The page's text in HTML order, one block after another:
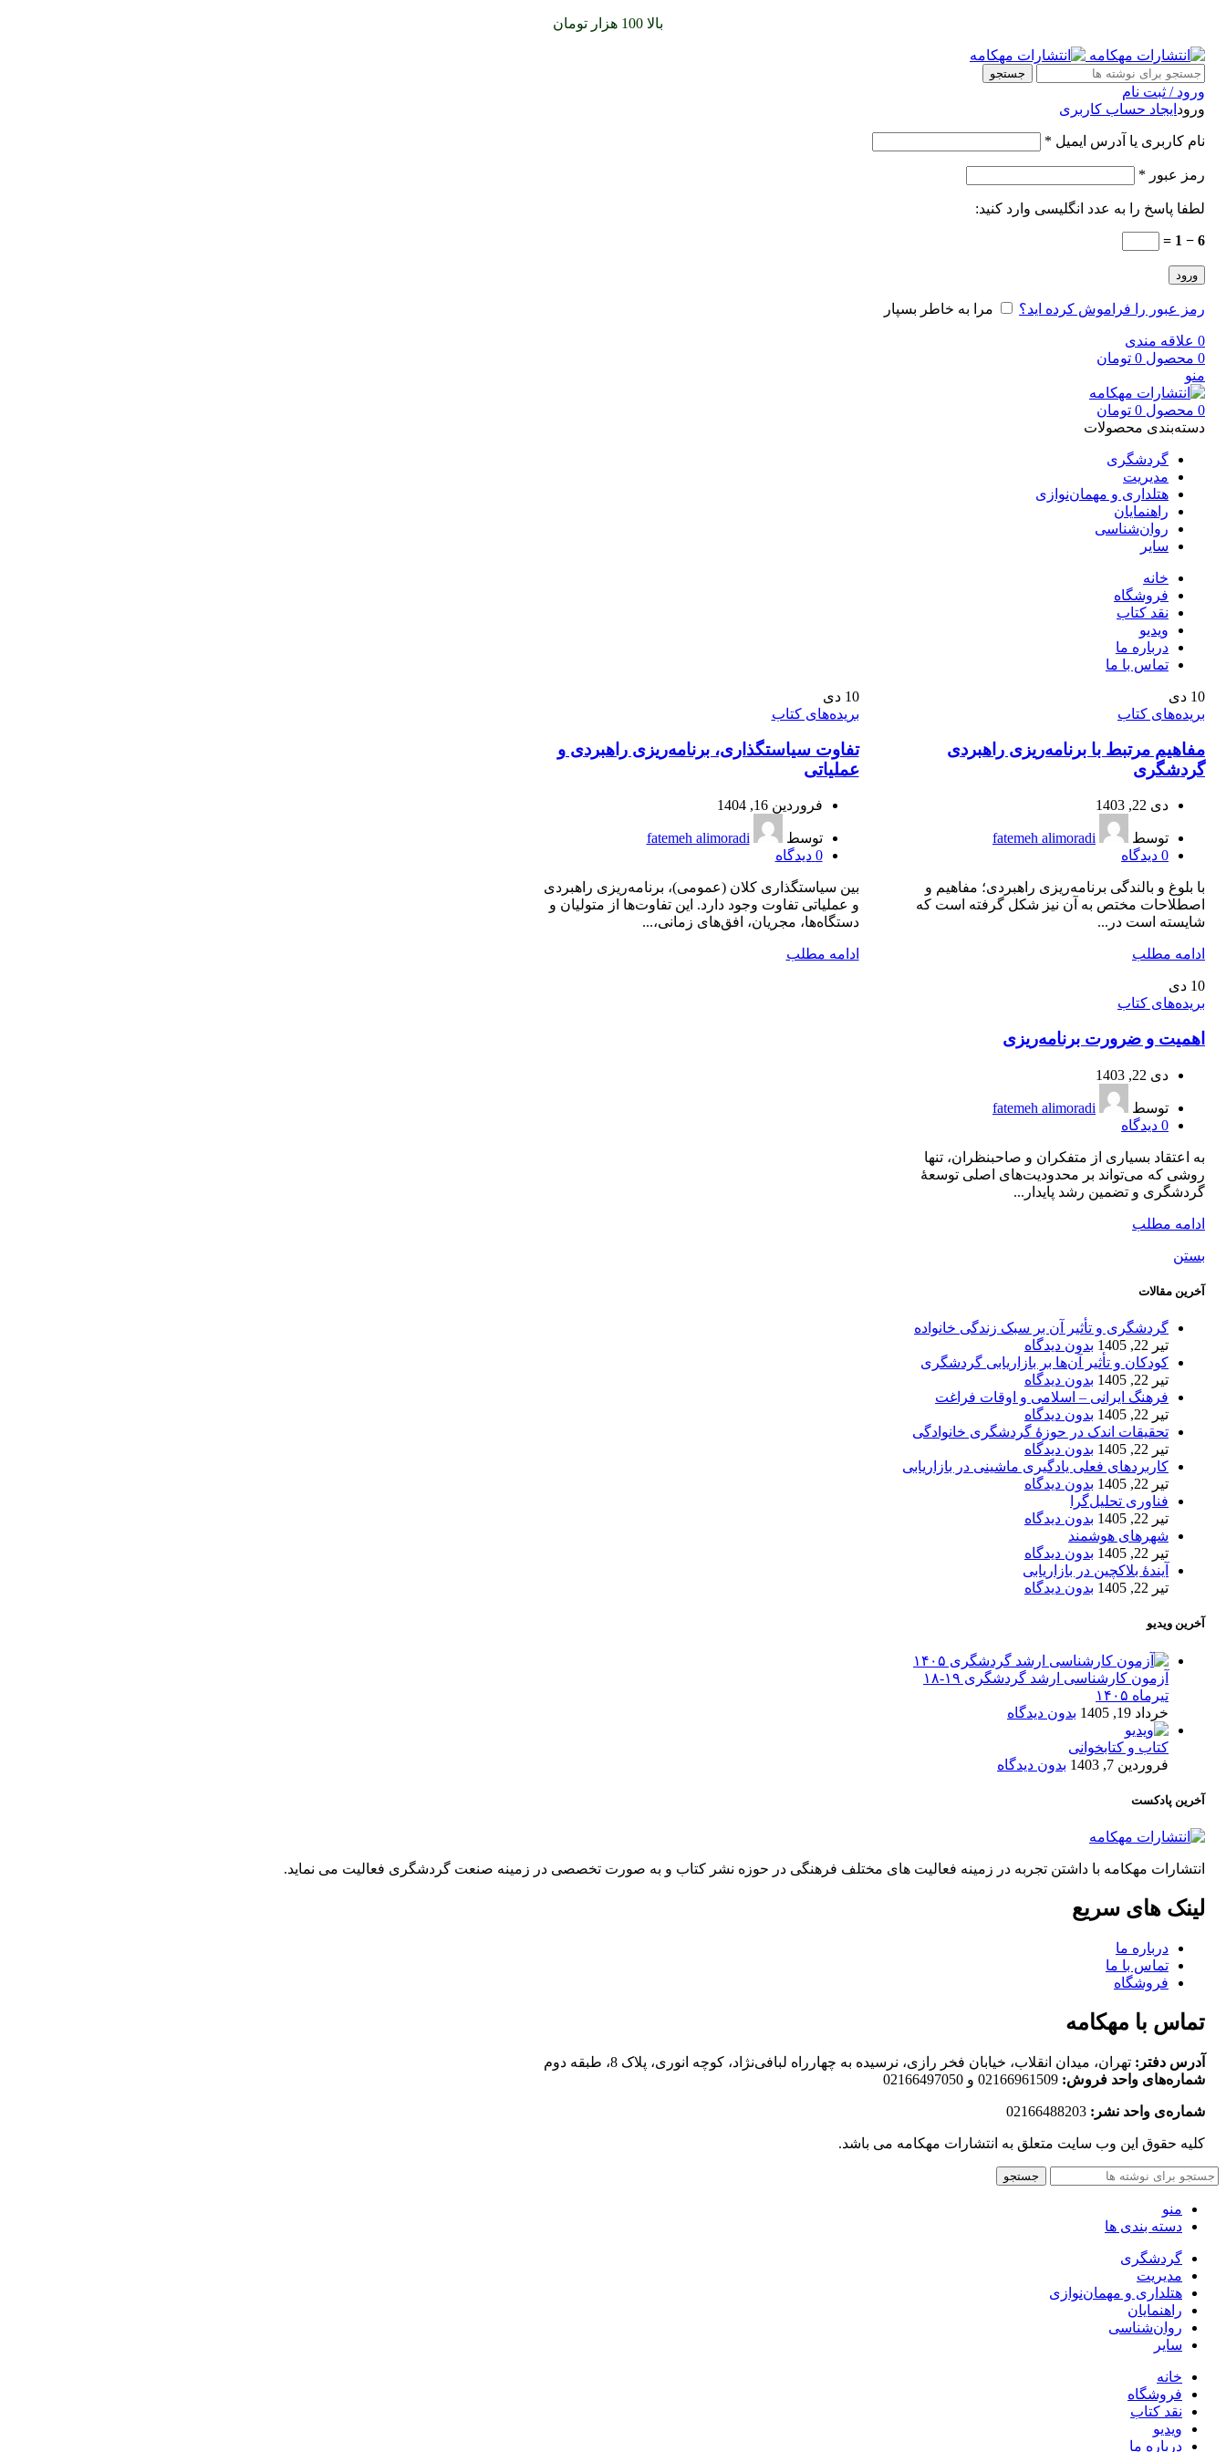
بالا 100 هزار تومان
جستجو
ورود / ثبت نام
ورود ایجاد حساب کاربری
نام کاربری یا آدرس ایمیل *
رمز عبور *
لطفا پاسخ را به عدد انگلیسی وارد کنید:
6 − 1 =
ورود
رمز عبور را فراموش کرده اید؟ مرا به خاطر بسپار
0 علاقه مندی
0 محصول 0 تومان
منو
0 محصول 0 تومان
دسته‌بندی محصولات
گردشگری
مدیریت
هتلداری و مهمان‌نوازی
راهنمایان
روان‌شناسی
سایر
خانه
فروشگاه
نقد کتاب
ویدیو
درباره‌ ما
تماس با ما
10 دی
بریده‌های کتاب
مفاهیم مرتبط با برنامه‌ریزی راهبردی
گردشگری
دی 22, 1403
توسط
fatemeh alimoradi
0 دیدگاه
با بلوغ و بالندگی برنامه‌ریزی راهبردی؛ مفاهیم و
اصطلاحات مختص به آن نیز شکل گرفته است که
شایسته است در...
ادامه مطلب
10 دی
بریده‌های کتاب
تفاوت سیاستگذاری، برنامه‌ریزی راهبردی و
عملیاتی
فروردین 16, 1404
توسط
fatemeh alimoradi
0 دیدگاه
بین سیاستگذاری کلان (عمومی)، برنامه‌ریزی راهبردی
و عملیاتی تفاوت وجود دارد. این تفاوت‌ها از متولیان و
دستگاه‌ها، مجریان، افق‌های زمانی،...
ادامه مطلب
10 دی
بریده‌های کتاب
اهمیت و ضرورت برنامه‌ریزی
دی 22, 1403
توسط
fatemeh alimoradi
0 دیدگاه
به اعتقاد بسیاری از متفکران و صاحبنظران، تنها
روشی که می‌تواند بر محدودیت‌های اصلی توسعۀ
گردشگری و تضمین رشد پایدار...
ادامه مطلب
بستن
آخرین مقالات
گردشگری و تأثیر آن بر سبک زندگی خانواده
تیر 22, 1405
بدون دیدگاه
کودکان و تأثیر آن‌ها بر بازاریابی گردشگری
تیر 22, 1405
بدون دیدگاه
فرهنگ ایرانی – اسلامی و اوقات فراغت
تیر 22, 1405
بدون دیدگاه
تحقیقات اندک در حوزۀ گردشگری خانوادگی
تیر 22, 1405
بدون دیدگاه
کاربردهای فعلی یادگیری ماشینی در بازاریابی
تیر 22, 1405
بدون دیدگاه
فناوری تحلیل‌گرا
تیر 22, 1405
بدون دیدگاه
شهرهای هوشمند
تیر 22, 1405
بدون دیدگاه
آیندۀ بلاکچین در بازاریابی
تیر 22, 1405
بدون دیدگاه
آخرین ویدیو
آزمون کارشناسی ارشد گردشگری ۱۹-۱۸
تیرماه ۱۴۰۵
خرداد 19, 1405
بدون دیدگاه
کتاب و کتابخوانی
فروردین 7, 1403
بدون دیدگاه
آخرین پادکست
انتشارات مهکامه با داشتن تجربه در زمینه فعالیت های مختلف فرهنگی در حوزه نشر کتاب و به صورت تخصصی در زمینه صنعت گردشگری فعالیت می نماید.
لینک های سریع
درباره ما
تماس با ما
فروشگاه
تماس با مهکامه
آدرس دفتر: تهران، میدان انقلاب، خیابان فخر رازی، نرسیده به چهارراه لبافی‌نژاد، کوچه انوری، پلاک 8، طبقه دوم
شماره‌های واحد فروش: 02166961509 و 02166497050
شماره‌‌ی واحد نشر:
کلیه حقوق این وب سایت متعلق به انتشارات مهکامه می باشد.
جستجو
منو
دسته بندی ها
گردشگری
مدیریت
هتلداری و مهمان‌نوازی
راهنمایان
روان‌شناسی
سایر
خانه
فروشگاه
نقد کتاب
ویدیو
درباره‌ ما